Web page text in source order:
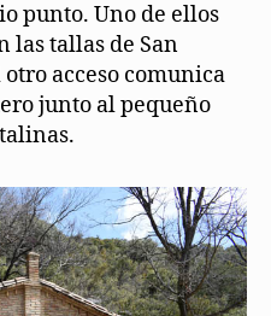
punto. Uno de ellos
las tallas de San
otro acceso comunica
junto al pequeño